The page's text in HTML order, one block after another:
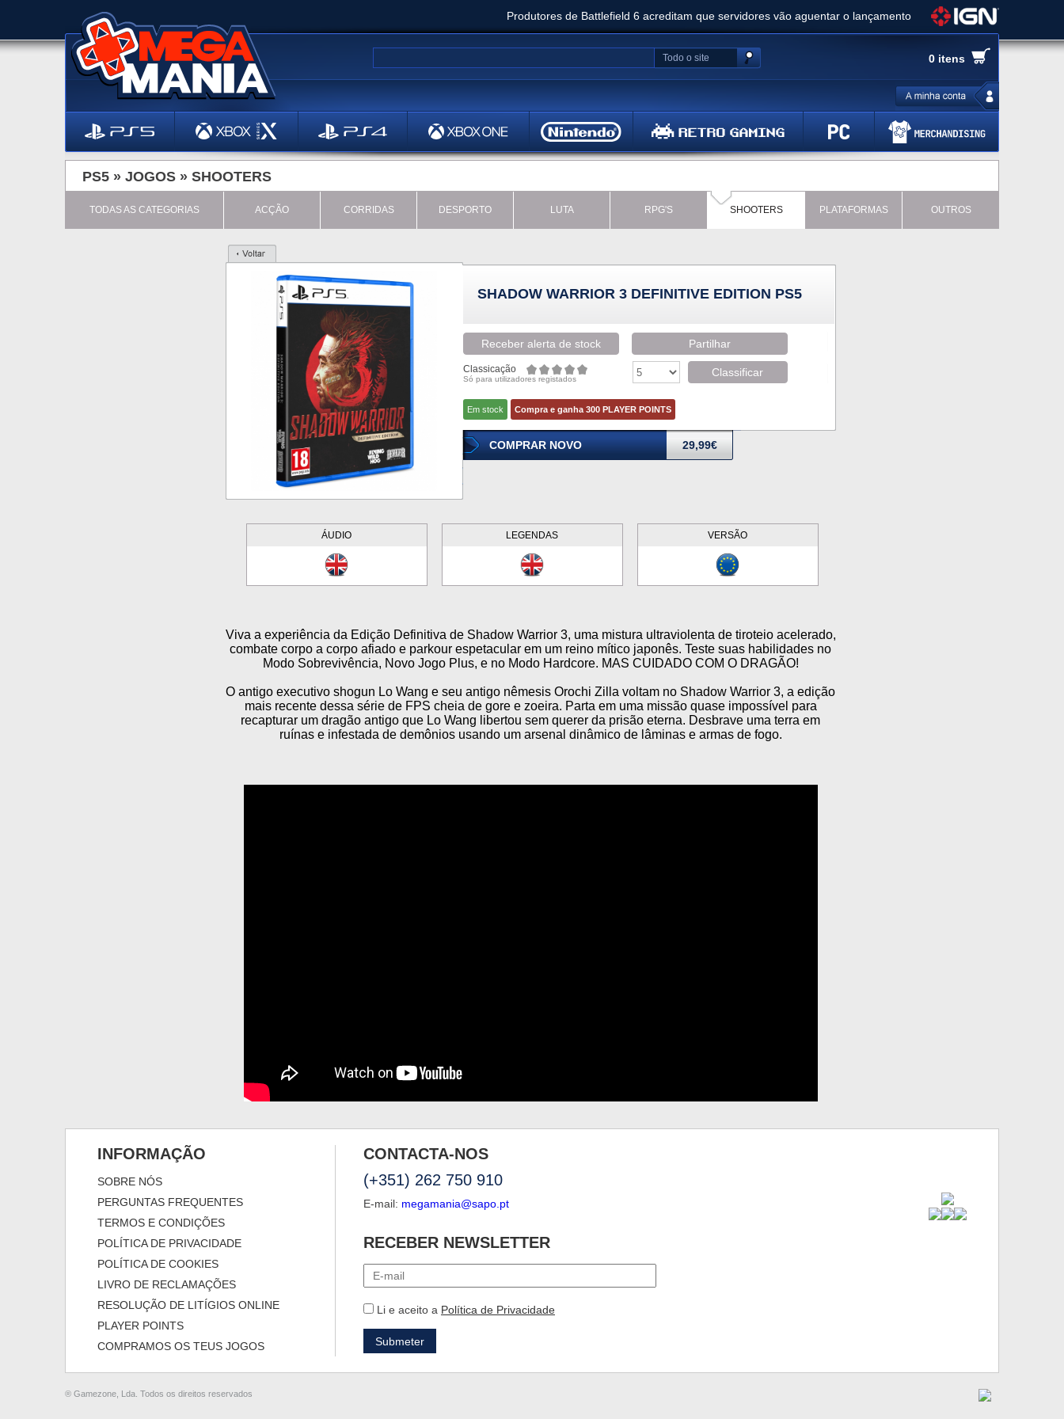
Produtores de Battlefield 6 acreditam que servidores vão aguentar o lançamento
Clair Obscur: Expedition 33 já vendeu 5 milhões de cópias e vai receber novo conteúdo
Ghost of Yotei - Análise
Metal Gear Solid Delta: Snake Eater - Análise
Bethesda anuncia livestream para o Fallout Day
0 itens
Todo o site
PS5 » JOGOS » SHOOTERS
TODAS AS CATEGORIAS ACÇÃO CORRIDAS DESPORTO LUTA RPG'S SHOOTERS PLATAFORMAS OUTROS
SHADOW WARRIOR 3 DEFINITIVE EDITION PS5
Receber alerta de stock Partilhar
Classicação
Só para utilizadores registados
Classificar
Em stock Compra e ganha 300 PLAYER POINTS
COMPRAR NOVO 29,99€
ÁUDIO LEGENDAS VERSÃO
Viva a experiência da Edição Definitiva de Shadow Warrior 3, uma mistura ultraviolenta de tiroteio acelerado,
combate corpo a corpo afiado e parkour espetacular em um reino mítico japonês. Teste suas habilidades no
Modo Sobrevivência, Novo Jogo Plus, e no Modo Hardcore. MAS CUIDADO COM O DRAGÃO!
O antigo executivo shogun Lo Wang e seu antigo nêmesis Orochi Zilla voltam no Shadow Warrior 3, a edição
mais recente dessa série de FPS cheia de gore e zoeira. Parta em uma missão quase impossível para
recapturar um dragão antigo que Lo Wang libertou sem querer da prisão eterna. Desbrave uma terra em
ruínas e infestada de demônios usando um arsenal dinâmico de lâminas e armas de fogo.
INFORMAÇÃO
SOBRE NÓS
PERGUNTAS FREQUENTES
TERMOS E CONDIÇÕES
POLÍTICA DE PRIVACIDADE
POLÍTICA DE COOKIES
LIVRO DE RECLAMAÇÕES
RESOLUÇÃO DE LITÍGIOS ONLINE
PLAYER POINTS
COMPRAMOS OS TEUS JOGOS
CONTACTA-NOS
(+351) 262 750 910
E-mail: megamania@sapo.pt
RECEBER NEWSLETTER
Li e aceito a Política de Privacidade
® Gamezone, Lda. Todos os direitos reservados